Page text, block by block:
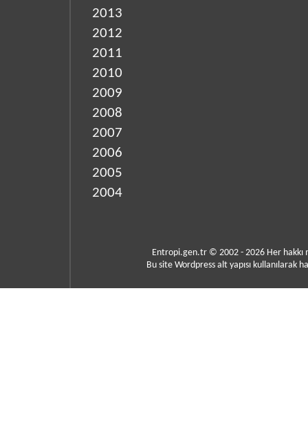
2013
2012
2011
2010
2009
2008
2007
2006
2005
2004
Entropi.gen.tr © 2002 - 2026 Her hakkı
Bu site Wordpress alt yapısı kullanılarak